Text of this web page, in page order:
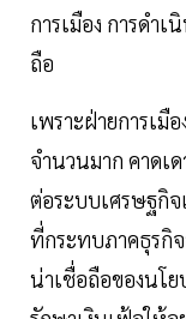
การเมือง การดำ
ถือ
เพราะฝ่ายการเ
จำนวนมาก คาดเ
ต่อระบบเศรษฐกิจ
ที่กระทบภาคธุรกิ
น่าเชื่อถือของนโย